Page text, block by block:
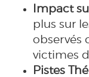
Impact
plus sur
observés
victimes
Pistes